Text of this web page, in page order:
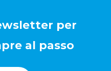
per
al passo